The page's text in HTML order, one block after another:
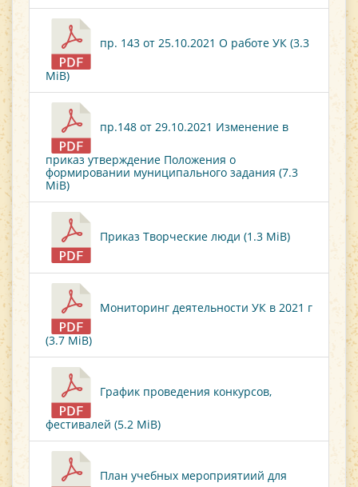
пр. 143 от 25.10.2021 О работе УК (3.3
MiB)
пр.148 от 29.10.2021 Изменение в
приказ утверждение Положения о
формировании муниципального задания (7.3
MiB)
Приказ Творческие люди (1.3 MiB)
Мониторинг деятельности УК в 2021 г
(3.7 MiB)
График проведения конкурсов,
фестивалей (5.2 MiB)
План учебных мероприятиий для